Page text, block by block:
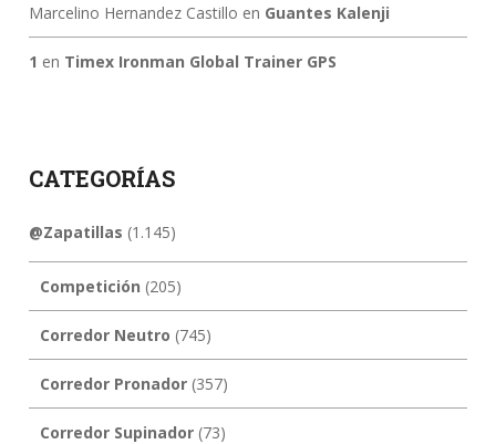
Marcelino Hernandez Castillo en Guantes Kalenji
1 en Timex Ironman Global Trainer GPS
CATEGORÍAS
@Zapatillas (1.145)
Competición (205)
Corredor Neutro (745)
Corredor Pronador(357)
Corredor Supinador(73)